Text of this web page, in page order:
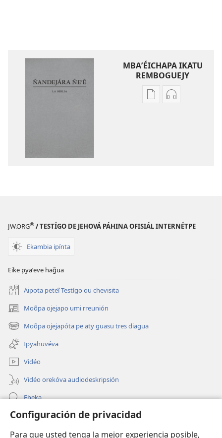
Configuración de privacidad
Para que usted tenga la mejor experiencia posible,
MBAʼÉICHAPA IKATU
REMBOGUEJY
RemboguejyRemboguejy
JW.ORG® / TESTÍGO DE JEHOVÁ PÁHINA OFISIÁL INTERNÉTPE
Ekambia ipínta
Eike pyaʼeve hag̃ua
Aipota peteĩ Testígo ou chevisita
Moõpa ojejapo umi rreunión
(abre
una
nueva
ventana)
Moõpa ojejapóta pe aty guasu tres diagua
(abre
una
nueva
ventana)
Ipyahuvéva
Vidéo
Vidéo orekóva audiodeskripsión
Eheka
Ayuda